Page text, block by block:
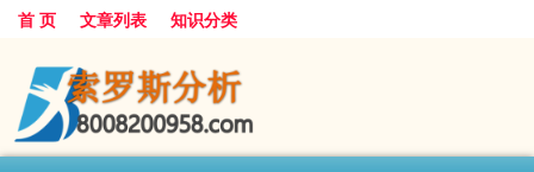
首 页 文章列表 知识分类